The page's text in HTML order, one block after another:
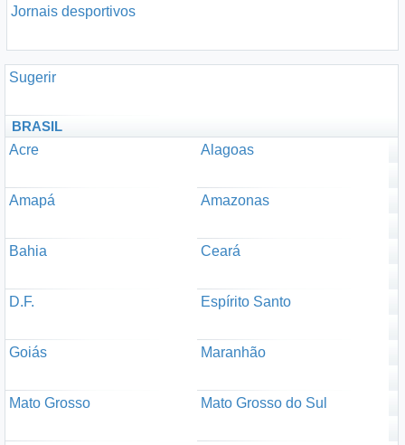
Jornais desportivos
Sugerir
BRASIL
Acre
Alagoas
Amapá Amazonas
Bahia Ceará
D.F. Espírito Santo
Goiás Maranhão
Mato Grosso Mato Grosso do Sul